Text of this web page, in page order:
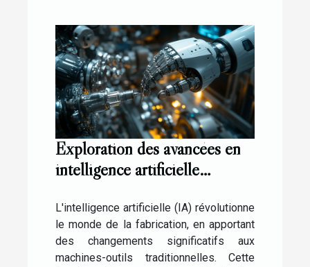
Exploration des avancées en
intelligence artificielle
outils
L'intelligence artificielle (IA) révolutionne
le monde de la fabrication, en apportant
des changements significatifs aux
machines-outils traditionnelles. Cette